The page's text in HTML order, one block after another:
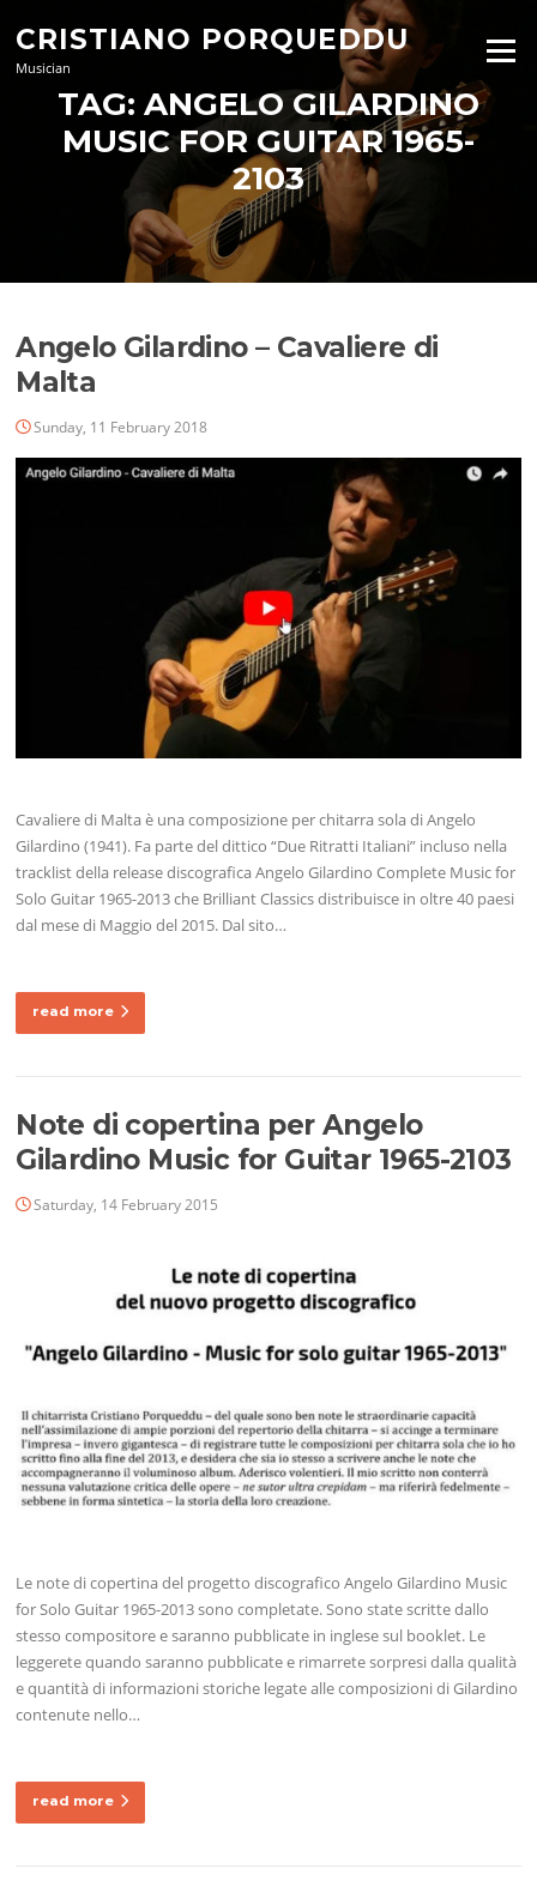
content
CRISTIANO PORQUEDDU
Musician
Menu
TAG: ANGELO GILARDINO
MUSIC FOR GUITAR 1965-
2103
Angelo Gilardino – Cavaliere di
Malta
Sunday, 11 February 2018
Cavaliere di Malta è una composizione per chitarra sola di Angelo
Gilardino (1941). Fa parte del dittico “Due Ritratti Italiani” incluso nella
tracklist della release discografica Angelo Gilardino Complete Music for
Solo Guitar 1965-2013 che Brilliant Classics distribuisce in oltre 40 paesi
dal mese di Maggio del 2015. Dal sito…
read more
Note di copertina per Angelo
Gilardino Music for Guitar 1965-2103
Saturday, 14 February 2015
Le note di copertina del progetto discografico Angelo Gilardino Music
for Solo Guitar 1965-2013 sono completate. Sono state scritte dallo
stesso compositore e saranno pubblicate in inglese sul booklet. Le
leggerete quando saranno pubblicate e rimarrete sorpresi dalla qualità
e quantità di informazioni storiche legate alle composizioni di Gilardino
contenute nello…
read more